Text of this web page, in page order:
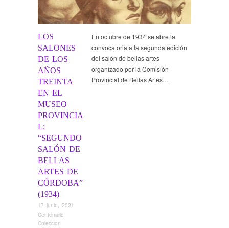
LOS
SALONES
DE LOS
AÑOS
TREINTA
EN EL
MUSEO
PROVINCIA
L:
“SEGUNDO
SALÓN DE
BELLAS
ARTES DE
CÓRDOBA”
(1934)
17 junio, 2021
Centenario
Coleccion
En octubre de 1934 se abre la
convocatoria a la segunda edición
del salón de bellas artes
organizado por la Comisión
Provincial de Bellas Artes…